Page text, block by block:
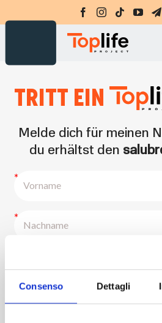
Consenso Dettagli
to
Amino-MAP
Challenge
Meisterklasse
Laden
Tritt ein
Melde dich für meinen
du erhältst den